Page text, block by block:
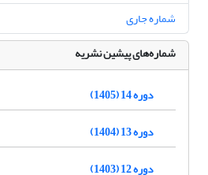
شماره جاری
شماره‌های پیشین نشریه
دوره 14 (1405)
دوره 13 (1404)
دوره 12 (1403)